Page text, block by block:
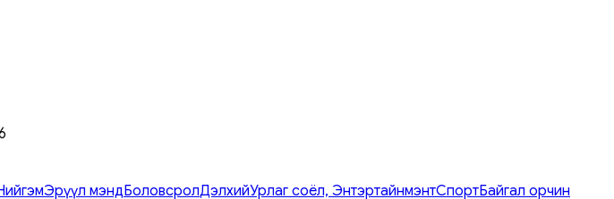
Эрүүл мэндБоловсролДэлхийУрлаг соёл, ЭнтэртайнмэнтСпортБайгал орчин